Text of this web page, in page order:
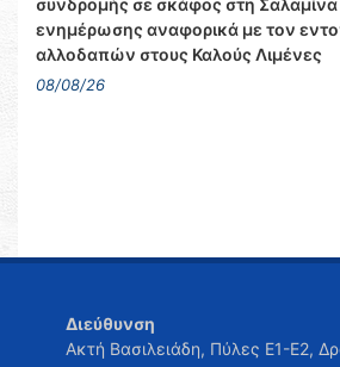
συνδρομής σε σκάφος στη Σαλαμίνα
ενημέρωσης αναφορικά με τον
αλλοδαπών στους Καλούς Λιμένες
08/08/26
Διεύθυνση
Ακτή Βασιλειάδη, Πύλες Ε1-Ε2,